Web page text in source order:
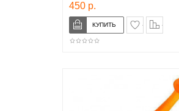
450 р.
в закладки